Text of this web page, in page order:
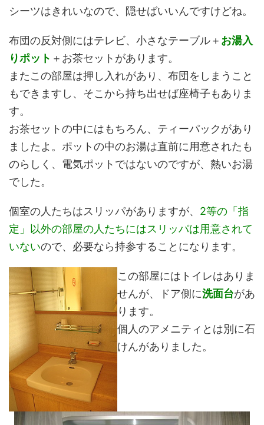
シーツはきれいなので、隠せばいいんですけどね。
布団の反対側にはテレビ、小さなテーブル＋ お湯入
りポット ＋お茶セットがあります。
またこの部屋は押し入れがあり、布団をしまうこと
もできますし、そこから持ち出せば座椅子もありま
す。
お茶セットの中にはもちろん、ティーパックがあり
ましたよ。ポットの中のお湯は直前に用意されたも
のらしく、電気ポットではないのですが、熱いお湯
でした。
個室の人たちはスリッパがありますが、 2等の「指
定」以外の部屋の人たちにはスリッパは用意されて
いないので、必要なら持参することになります。
この部屋にはトイレはありま
せんが、ドア側に洗面台があ
ります。
個人のアメニティとは別に石
けんがありました。